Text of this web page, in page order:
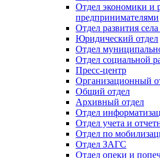
Отдел экономики и
предпринимателями
Отдел развития села
Юридический отдел
Отдел
Отдел социальной
Пресс-центр
Организационный
Общий отдел
Архивный отдел
Отдел
Отдел учета и
Отдел по
Отдел ЗАГС
Отдел опеки и